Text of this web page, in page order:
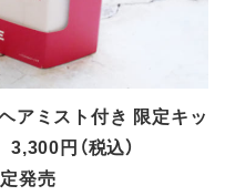
アミスト付き 限定キッ
円（税込）
発売